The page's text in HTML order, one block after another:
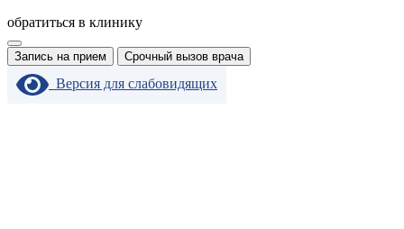
обратиться в клинику
Запись на прием Срочный вызов врача
Версия для слабовидящих